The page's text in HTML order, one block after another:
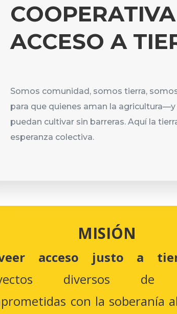
ACCESO A
Somos comunidad, somos tierra,
para que quienes aman la
puedan cultivar sin barreras. Aquí la
esperanza colectiva.
MISIÓN
acceso justo a
diversos de
con la soberanía